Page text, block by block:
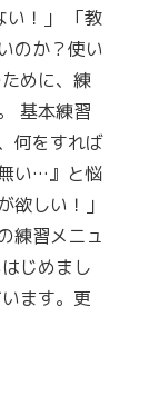
い！」 「教
のか？使い
めに、練
基本練習
何をすれば
い…』と悩
欲しい！」
練習メニュ
じめまし
ます。更